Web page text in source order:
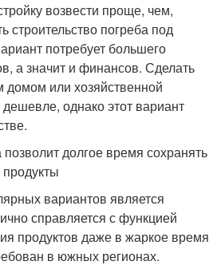
возвести проще, чем,
строительство погреба под
потребует большего
а значит и финансов. Сделать
или хозяйственной
однако этот вариант
долгое время сохранять
вариантов является
справляется с функцией
продуктов даже в жаркое время
в южных регионах.